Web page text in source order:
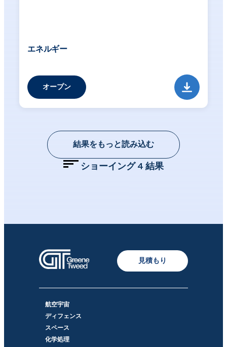
エネルギー
オープン
結果をもっと読み込む
ショーイング4 結果
見積もり
航空宇宙
ディフェンス
スペース
化学処理